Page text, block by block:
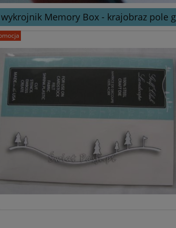
wykrojnik Memory Box - krajobraz pole